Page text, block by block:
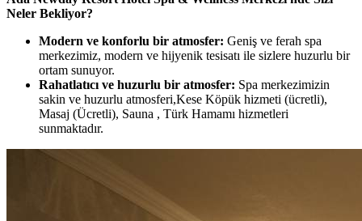
Neler Bekliyor?
Modern ve konforlu bir atmosfer: Geniş ve ferah spa
merkezimiz, modern ve hijyenik tesisatı ile sizlere huzurlu bir
ortam sunuyor.
Rahatlatıcı ve huzurlu bir atmosfer: Spa merkezimizin
sakin ve huzurlu atmosferi,Kese Köpük hizmeti (ücretli),
Masaj (Ücretli), Sauna , Türk Hamamı hizmetleri
sunmaktadır.